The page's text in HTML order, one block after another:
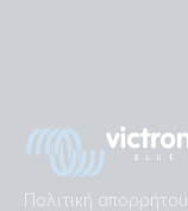
Πολιτική απορρήτου